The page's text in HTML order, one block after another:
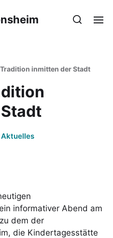
inmitten der Stadt
Aktuelles
informativer Abend am
dem der
die Kindertagesstätte